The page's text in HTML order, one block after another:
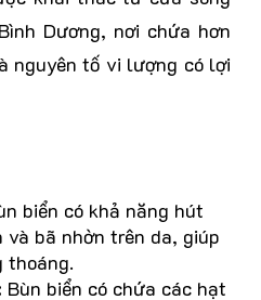
Dương, nơi chứa hơn
nguyên tố vi lượng có lợi
biển có khả năng hút
bã nhờn trên da, giúp
thoáng.
Bùn biển có chứa các hạt